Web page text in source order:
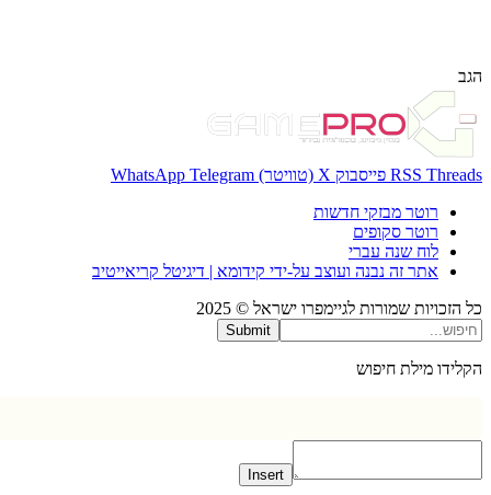
RSS פייסבוק X (טוויטר) WhatsApp Telegram
רוטר מבזקי חדשות
רוטר סקופים
לוח שנה עברי
אתר זה נבנה ועוצב על-ידי קידומא | דיגיטל קריאייטיב
שמורות לגיימפרו ישראל © 2025
Submit
מילת חיפוש
Insert